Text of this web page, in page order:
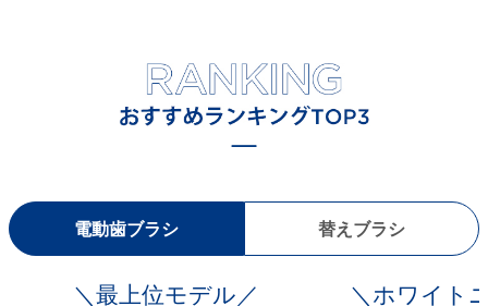
電動歯ブラシ 替えブラシ